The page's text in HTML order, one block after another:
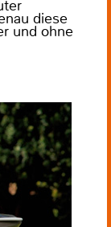
diese
und ohne